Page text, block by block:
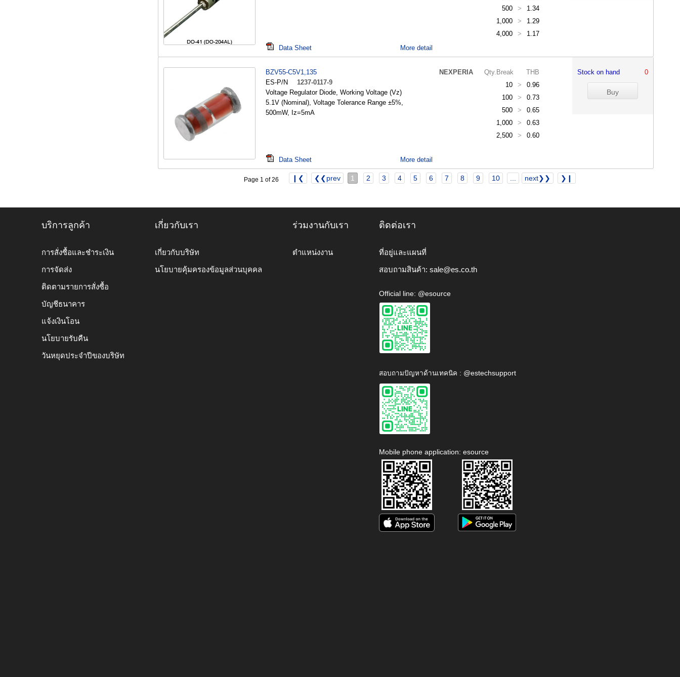
500
>
1.34
1,000
>
1.29
4,000
> 1.17
Data Sheet More detail
BZV55-C5V1,135
NEXPERIA
ES-P/N
1237-0117-9
Voltage Regulator Diode, Working Voltage (Vz)
5.1V (Nominal), Voltage Tolerance Range ±5%,
500mW, Iz=5mA
Qty.Break
THB
10
>
0.96
100
>
0.73
500
>
0.65
1,000
>
0.63
2,500
> 0.60
Stock on hand 0
Data Sheet More detail
Page 1 of 26 ❙❮ ❮❮prev 1 2 3 4 5 6 7 8 9 10 next❯❯ ❯❙
บริการลูกค้า
การสั่งซื้อและชำระเงิน
การจัดส่ง
ติดตามรายการสั่งซื้อ
บัญชีธนาคาร
แจ้งเงินโอน
นโยบายรับคืน
วันหยุดประจำปีของบริษัท
เกี่ยวกับเรา
เกี่ยวกับบริษัท
นโยบายคุ้มครองข้อมูลส่วนบุคคล
ร่วมงานกับเรา
ตำแหน่งงาน
ติดต่อเรา
ที่อยู่และแผนที่
สอบถามสินค้า: sale@es.co.th
Official line: @esource
สอบถามปัญหาด้านเทคนิค : @estechsupport
Mobile phone application: esource